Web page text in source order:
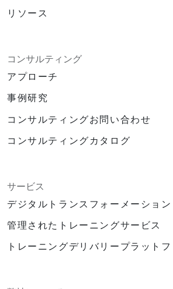
リソース
コンサルティング
アプローチ
事例研究
コンサルティングお問い合わせ
コンサルティングカタログ
サービス
デジタルトランスフォーメーション
管理されたトレーニングサービス
トレーニングデリバリープラット